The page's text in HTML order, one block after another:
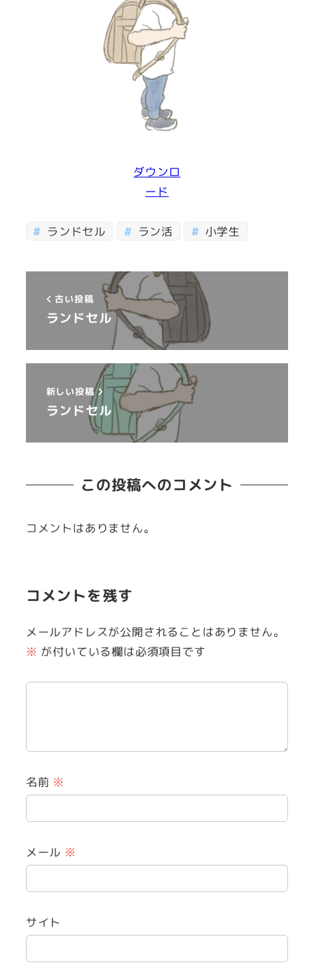
ダウンロ
ード
ランドセル ラン活 小学生
古い投稿
ランドセル
新しい投稿
ランドセル
この投稿へのコメント
コメントはありません。
コメントを残す
メールアドレスが公開されることはありません。
※ が付いている欄は必須項目です
名前 ※
メール ※
サイト